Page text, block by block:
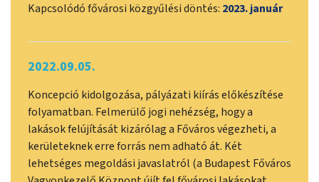
Kapcsolódó fővárosi közgyűlési döntés: 2023. január
2022.09.05.
Koncepció kidolgozása, pályázati kiírás előkészítése
folyamatban. Felmerülő jogi nehézség, hogy a
lakások felújítását kizárólag a Főváros végezheti, a
kerületeknek erre forrás nem adható át. Két
lehetséges megoldási javaslatról (a Budapest Főváros